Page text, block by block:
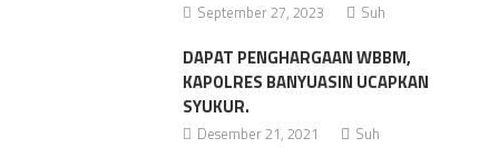
September 27, 2023 Suh
DAPAT PENGHARGAAN WBBM,
KAPOLRES BANYUASIN UCAPKAN
SYUKUR.
Desember 21, 2021 Suh